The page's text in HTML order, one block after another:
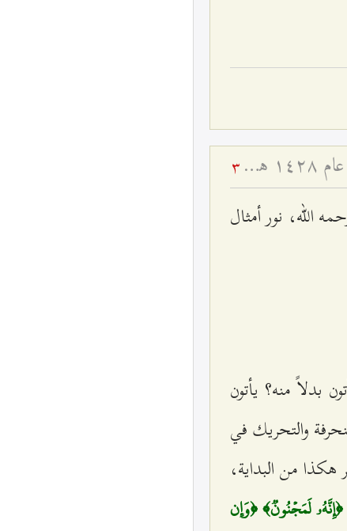
تفسير آية {یرِیدُونَ لِیطْفِؤُا نُورَ الله بِأَفْواهِهِمْ} - ولادة السيّدة الزهراء عليها السلام عام ۱٤۲۸ هـ ق 3
الله، نور أمثال
بدلاً منه؟ يأتون
والتحريك في
هكذا من البداية،
﴿إِنَّهُۥ لَمَجۡنُونٞ﴾ ﴿وَإِن